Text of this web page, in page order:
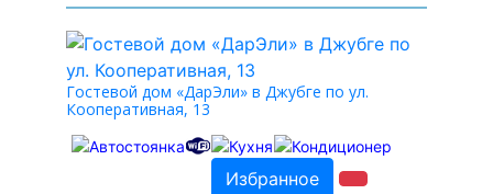
Гостевой дом «ДарЭли» в Джубге по ул.
Кооперативная, 13
Избранное